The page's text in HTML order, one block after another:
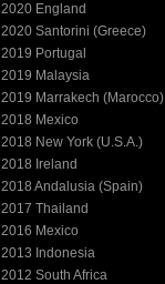
2020 England
2020 Santorini (Greece)
2019 Portugal
2019 Malaysia
2019 Marrakech (Marocco)
2018 Mexico
2018 New York (U.S.A.)
2018 Ireland
2018 Andalusia (Spain)
2017 Thailand
2016 Mexico
2013 Indonesia
2012 South Africa